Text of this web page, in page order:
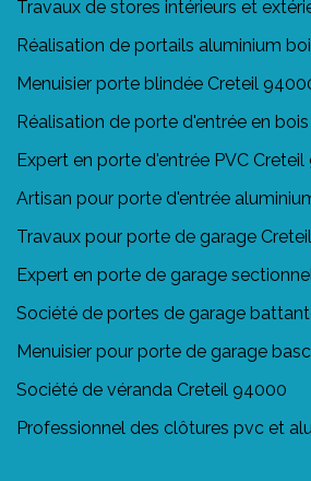
Travaux de stores intérieurs et
Réalisation de portails aluminium
Menuisier porte blindée Creteil
Réalisation de porte d'entrée en
Expert en porte d'entrée PVC
Artisan pour porte d'entrée
Travaux pour porte de garage
Expert en porte de garage
Société de portes de garage
Menuisier pour porte de garage
Société de véranda Creteil 94000
Professionnel des clôtures pvc et